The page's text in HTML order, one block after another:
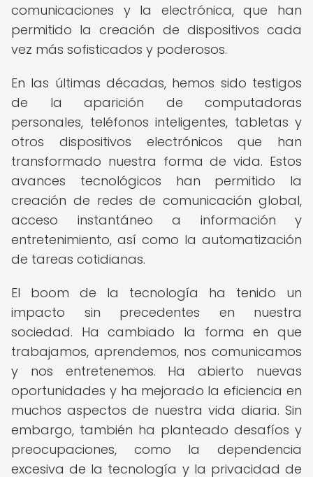
comunicaciones y la electrónica, que han
permitido la creación de dispositivos cada
vez más sofisticados y poderosos.
En las últimas décadas, hemos sido testigos
de la aparición de computadoras
personales, teléfonos inteligentes, tabletas y
otros dispositivos electrónicos que han
transformado nuestra forma de vida. Estos
avances tecnológicos han permitido la
creación de redes de comunicación global,
acceso instantáneo a información y
entretenimiento, así como la automatización
de tareas cotidianas.
El boom de la tecnología ha tenido un
impacto sin precedentes en nuestra
sociedad. Ha cambiado la forma en que
trabajamos, aprendemos, nos comunicamos
y nos entretenemos. Ha abierto nuevas
oportunidades y ha mejorado la eficiencia en
muchos aspectos de nuestra vida diaria. Sin
embargo, también ha planteado desafíos y
preocupaciones, como la dependencia
excesiva de la tecnología y la privacidad de